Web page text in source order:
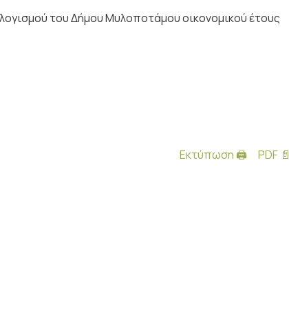
του Δήμου Μυλοποτάμου οικονομικού έτους
Εκτύπωση 🖨 PDF 📄